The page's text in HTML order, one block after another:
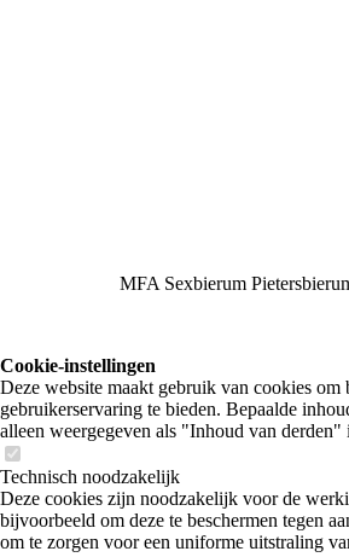
MFA Sexbierum
Cookie-instellingen
Deze website maakt gebruik van cookies om
gebruikerservaring te bieden. Bepaalde
alleen weergegeven als "Inhoud van derden"
Technisch noodzakelijk
Deze cookies zijn noodzakelijk voor de
bijvoorbeeld om deze te beschermen tegen
om te zorgen voor een uniforme uitstraling